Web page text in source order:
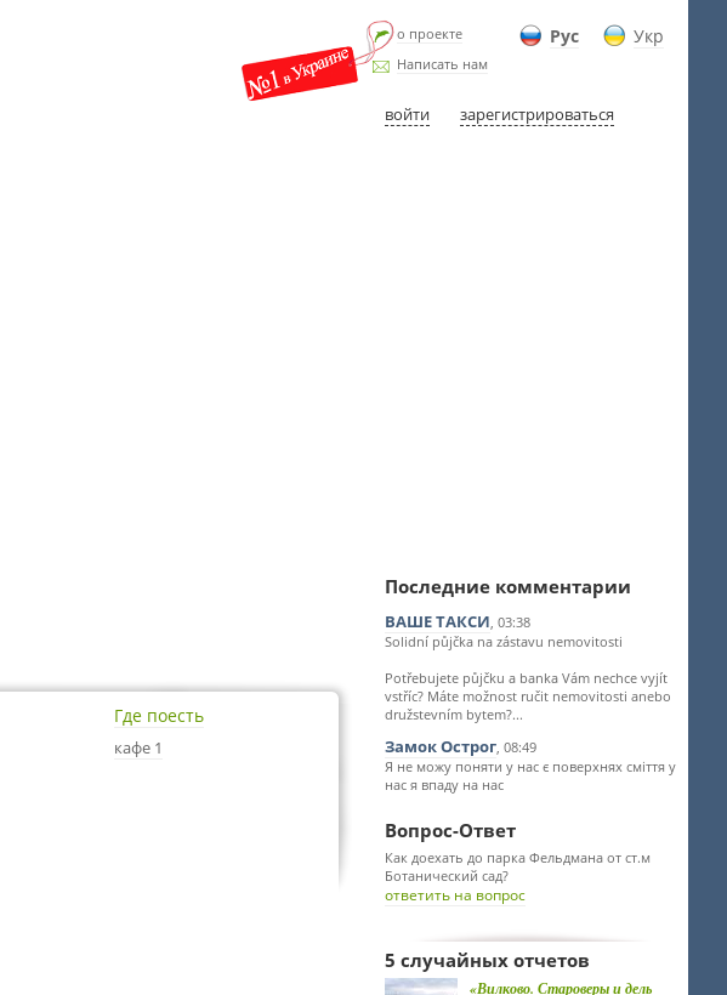
Рус Укр
о проекте
Написать нам
войти зарегистрироваться
Где поесть
кафе 1
Последние комментарии
ВАШЕ ТАКСИ, 03:38
Solidní půjčka na zástavu nemovitosti
Potřebujete půjčku a banka Vám nechce vyjít
vstříc? Máte možnost ručit nemovitosti anebo
družstevním bytem?...
Замок Острог, 08:49
Я не можу поняти у нас є поверхнях сміття у
нас я впаду на нас
Вопрос-Ответ
Как доехать до парка Фельдмана от ст.м
Ботанический сад?
ответить на вопрос
5 случайных отчетов
«Вилково. Староверы и дель